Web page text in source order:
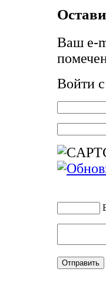
Ваш e-
Войти